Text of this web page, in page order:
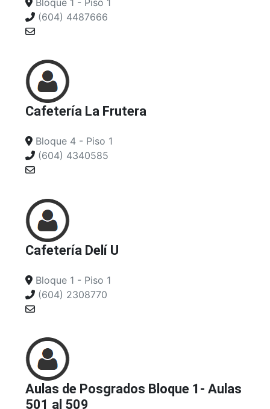
Bloque 1 - Piso 1
(604) 4487666
Cafetería La Frutera
Bloque 4 - Piso 1
(604) 4340585
Cafetería Delí U
Bloque 1 - Piso 1
(604) 2308770
Aulas de Posgrados Bloque 1- Aulas
501 al 509